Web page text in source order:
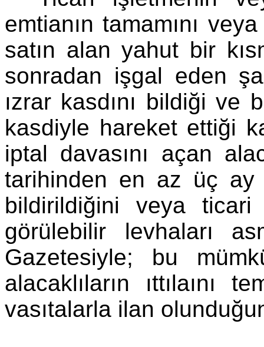
emtianın tamamını
satın alan yahut bir
sonradan işgal eden
ızrar kasdını bildiği ve
kasdiyle hareket ettiği
iptal davasını açan
tarihinden en az üç ay
bildirildiğini veya ticari
görülebilir levhaları
Gazetesiyle; bu
alacaklıların ıttılaını
vasıtalarla ilan